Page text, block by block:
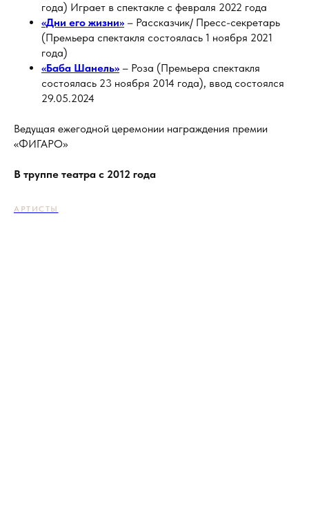
года) Играет в спектакле с февраля 2022 года
«Дни его жизни» – Рассказчик/ Пресс-секретарь
(Премьера спектакля состоялась 1 ноября 2021
года)
«Баба Шанель» – Роза (Премьера спектакля
состоялась 23 ноября 2014 года), ввод состоялся
29.05.2024
Ведущая ежегодной церемонии награждения премии
«ФИГАРО»
В труппе театра с 2012 года
АРТИСТЫ